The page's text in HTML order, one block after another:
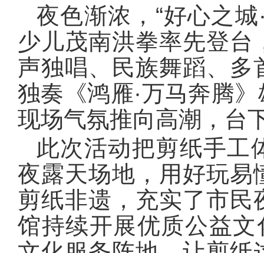
夜色渐浓，“好心之
少儿茂南洪拳率先登
声独唱、民族舞蹈、
独奏《鸿雁·万马奔腾
现场气氛推向高潮，台
此次活动把剪纸手工
夜露天场地，用好玩易
剪纸非遗，充实了市
馆持续开展优质公益文